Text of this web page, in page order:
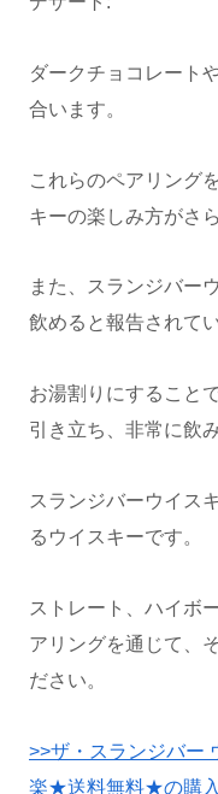
ダークチョコレート
合います。
これらのペアリング
キーの楽しみ方がさ
また、スランジバー
飲めると報告されて
お湯割りにすること
引き立ち、非常に飲
スランジバーウイス
るウイスキーです。
ストレート、ハイボ
アリングを通じて、
ださい。
>>ザ・スランジバー
楽★送料無料★の購